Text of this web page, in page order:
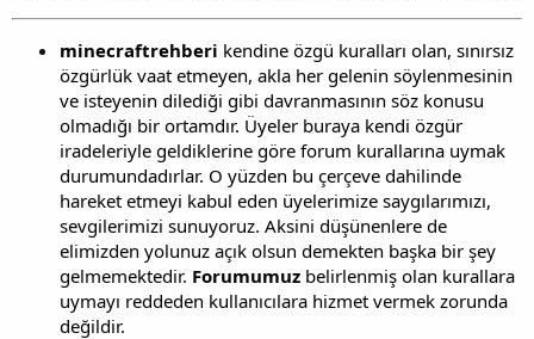
minecraftrehberi kendine özgü kuralları olan, sınırsız
özgürlük vaat etmeyen, akla her gelenin söylenmesinin
ve isteyenin dilediği gibi davranmasının söz konusu
olmadığı bir ortamdır. Üyeler buraya kendi özgür
iradeleriyle geldiklerine göre forum kurallarına uymak
durumundadırlar. O yüzden bu çerçeve dahilinde
hareket etmeyi kabul eden üyelerimize saygılarımızı,
sevgilerimizi sunuyoruz. Aksini düşünenlere de
elimizden yolunuz açık olsun demekten başka bir şey
gelmemektedir. Forumumuz belirlenmiş olan kurallara
uymayı reddeden kullanıcılara hizmet vermek zorunda
değildir.